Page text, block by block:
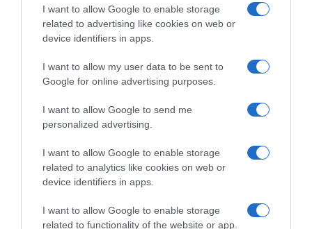
I want to allow Google to enable storage
related to advertising like cookies on web or
device identifiers in apps.
I want to allow my user data to be sent to
Google for online advertising purposes.
I want to allow Google to send me
personalized advertising.
I want to allow Google to enable storage
related to analytics like cookies on web or
device identifiers in apps.
I want to allow Google to enable storage
related to functionality of the website or app.
Csökkenti a vérnyomást, és védi a szívet